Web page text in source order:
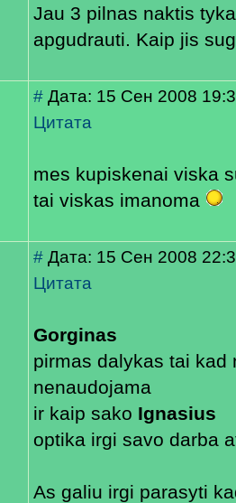
Jau 3 pilnas naktis
apgudrauti. Kaip jis
# Дата: 15 Сен 2008
Цитата
mes kupiskenai viska
tai viskas imanoma
# Дата: 15 Сен 2008
Цитата
Gorginas
pirmas dalykas tai kad
nenaudojama
ir kaip sako Ignasius
optika irgi savo darba
As galiu irgi parasyti